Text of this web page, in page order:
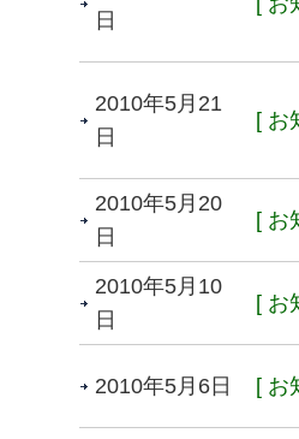
日
2010年5月21
日
[ お
2010年5月20
日
[ お
2010年5月10
日
[ お
2010年5月6日 [ お